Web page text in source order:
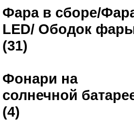
Фара в сборе/
LED/ Ободок
(31)
Фонари на
солнечной
(4)